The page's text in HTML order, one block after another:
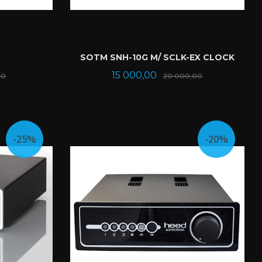
Rabatt
SOTM SNH-10G M/ SCLK-EX CLOCK
Tilbud
15 000,00 20 000,00Rabatt
-25% -20%